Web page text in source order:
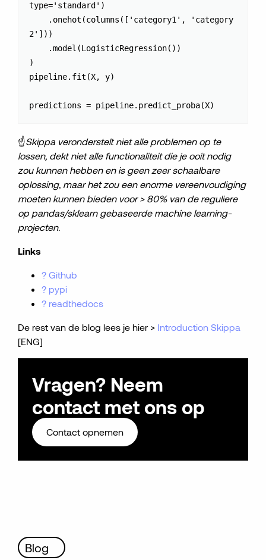
type='standard')
2']))
)
pipeline.fit(X, y)
predictions = pipeline.predict_proba(X)
☝️Skippa veronderstelt niet alle problemen op te
lossen, dekt niet alle functionaliteit die je ooit nodig
zou kunnen hebben en is geen zeer schaalbare
oplossing, maar het zou een enorme vereenvoudiging
moeten kunnen bieden voor > 80% van de reguliere
op pandas/sklearn gebaseerde machine learning-
projecten.
Links
? Github
? pypi
? readthedocs
De rest van de blog lees je hier > Introduction Skippa
[ENG]
Vragen? Neem
contact met ons op
Contact opnemen
Blog